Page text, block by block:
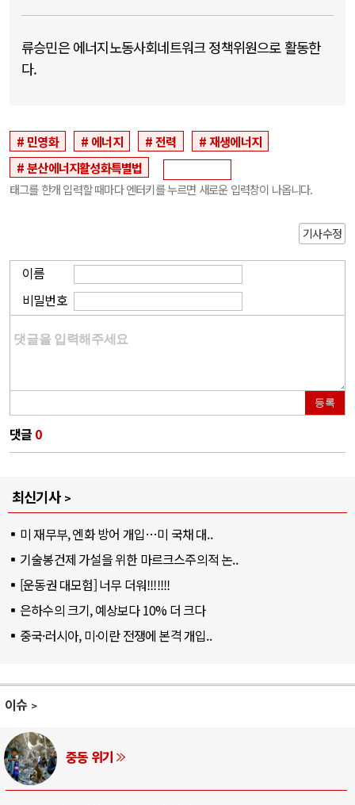
류승민은 에너지노동사회네트워크 정책위원으로 활동한
다.
민영화 에너지 전력
재생에너지
분산에너지활성화특별법
태그를 한개 입력할 때마다 엔터키를 누르면 새로운 입력창이 나옵니다.
기사수정
이름
비밀번호
등록
댓글 0
최신기사
미 재무부, 엔화 방어 개입…미 국채 대..
기술봉건제 가설을 위한 마르크스주의적 논..
[운동권 대모험] 너무 더워!!!!!!!
은하수의 크기, 예상보다 10% 더 크다
중국·러시아, 미·이란 전쟁에 본격 개입..
이슈
AI와 인간